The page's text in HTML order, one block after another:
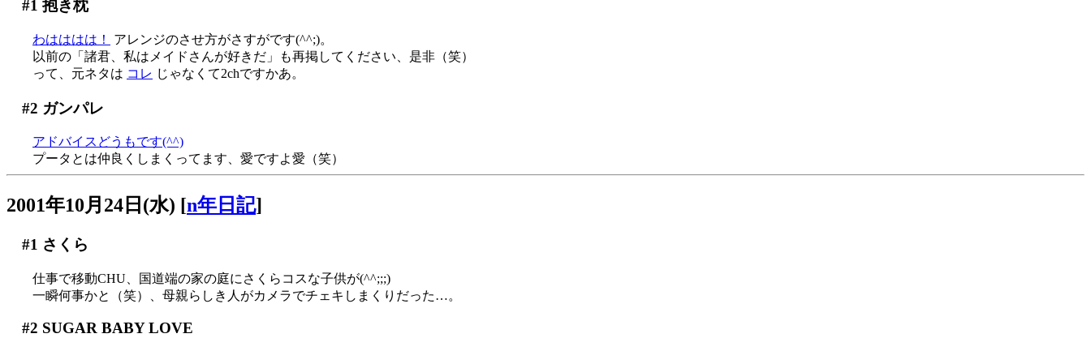
#1 抱き枕
わはははは！
アレンジのさせ方がさすがです(^^;)。
以前の「諸君、私はメイドさんが好きだ」も再掲してください、是非（笑）
って、元ネタは コレ じゃなくて2chですかあ。
#2 ガンパレ
アドバイスどうもです(^^)
プータとは仲良くしまくってます、愛ですよ愛（笑）
2001年10月24日(水) [n年日記]
#1 さくら
仕事で移動CHU、国道端の家の庭にさくらコスな子供が(^^;;;)
一瞬何事かと（笑）、母親らしき人がカメラでチェキしまくりだった…。
#2 SUGAR BABY LOVE